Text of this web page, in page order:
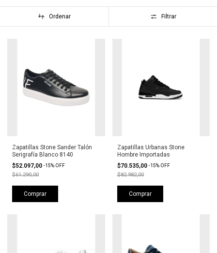
Ordenar Filtrar
Zapatillas Stone Sander Talón
Serigrafía Blanco 8140
$52.097,00 -15% OFF
$61.290,00
Comprar
Zapatillas Urbanas Stone
Hombre Importadas
$70.535,00 -15% OFF
$82.982,00
Comprar